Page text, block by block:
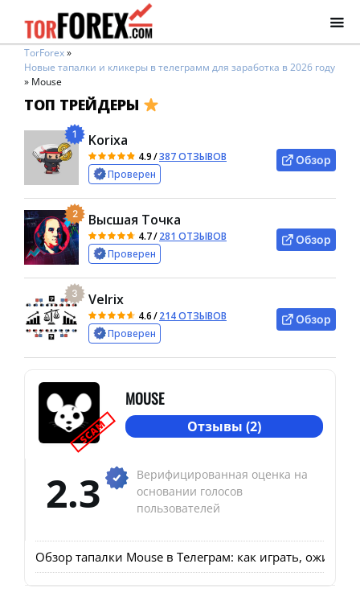
TorForex»
Новые тапалки и кликеры в телеграмм для заработка в 2026 году
» Mouse
ТОП ТРЕЙДЕРЫ
1 Korixa
4.9/387 ОТЗЫВОВ
Проверен
Обзор
2 Высшая Точка
4.7/281 ОТЗЫВОВ
Проверен
Обзор
3 Velrix
4.6/214 ОТЗЫВОВ
Проверен
Обзор
SCAM
MOUSE
Отзывы (2)
2.3
Верифицированная оценка на
основании голосов
пользователей
Обзор тапалки Mouse в Телеграм: как играть,